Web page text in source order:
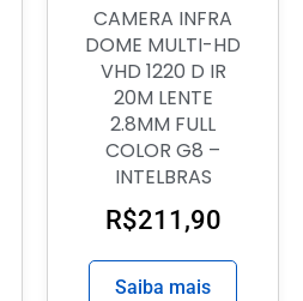
CAMERA INFRA
DOME MULTI-HD
VHD 1220 D IR
20M LENTE
2.8MM FULL
COLOR G8 –
INTELBRAS
R$211,90
Saiba mais